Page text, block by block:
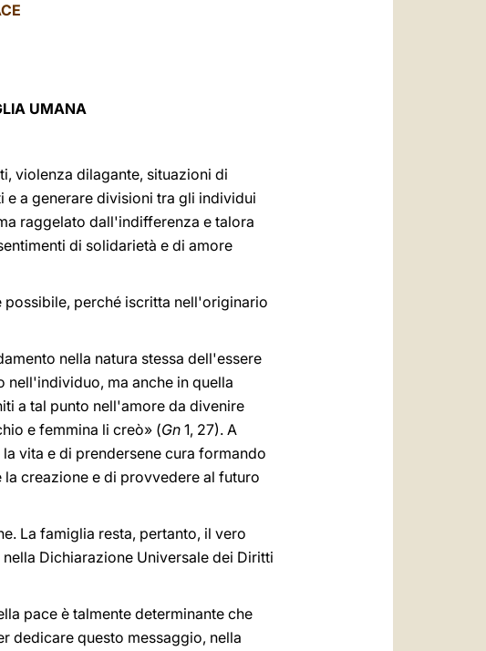
UMANA
violenza dilagante, situazioni di
a generare divisioni tra gli individui
raggelato dall'indifferenza e talora
di solidarietà e di amore
possibile, perché iscritta nell'originario
nella natura stessa dell'essere
nell'individuo, ma anche in quella
a tal punto nell'amore da divenire
e femmina li creò» (Gn 1, 27). A
vita e di prendersene cura formando
creazione e di provvedere al futuro
La famiglia resta, pertanto, il vero
Dichiarazione Universale dei Diritti
pace è talmente determinante che
dedicare questo messaggio, nella